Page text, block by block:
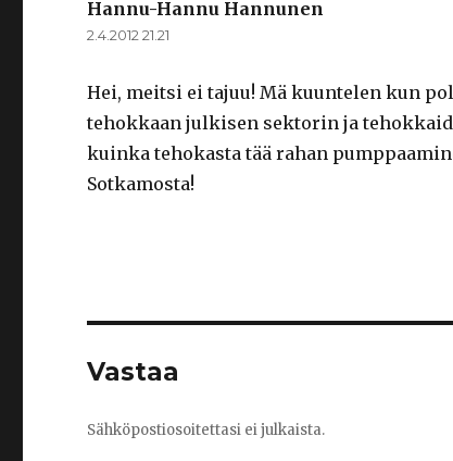
Hannu-Hannu Hannunen
2.4.2012 21.21
Hei, meitsi ei tajuu! Mä kuuntelen kun
tehokkaan julkisen sektorin ja
kuinka tehokasta tää rahan
Sotkamosta!
Vastaa
Sähköpostiosoitettasi ei julkaista.